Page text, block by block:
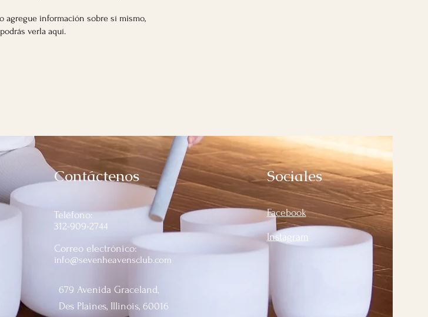
agregue información sobre sí mismo,
podrás verla aquí.
Contáctenos
Teléfono:
312-909-2744
Correo electrónico:
info@sevenheavensclub.com
679 Avenida Graceland,
Des Plaines, Illinois, 60016
Sociales
Facebook
Instagram